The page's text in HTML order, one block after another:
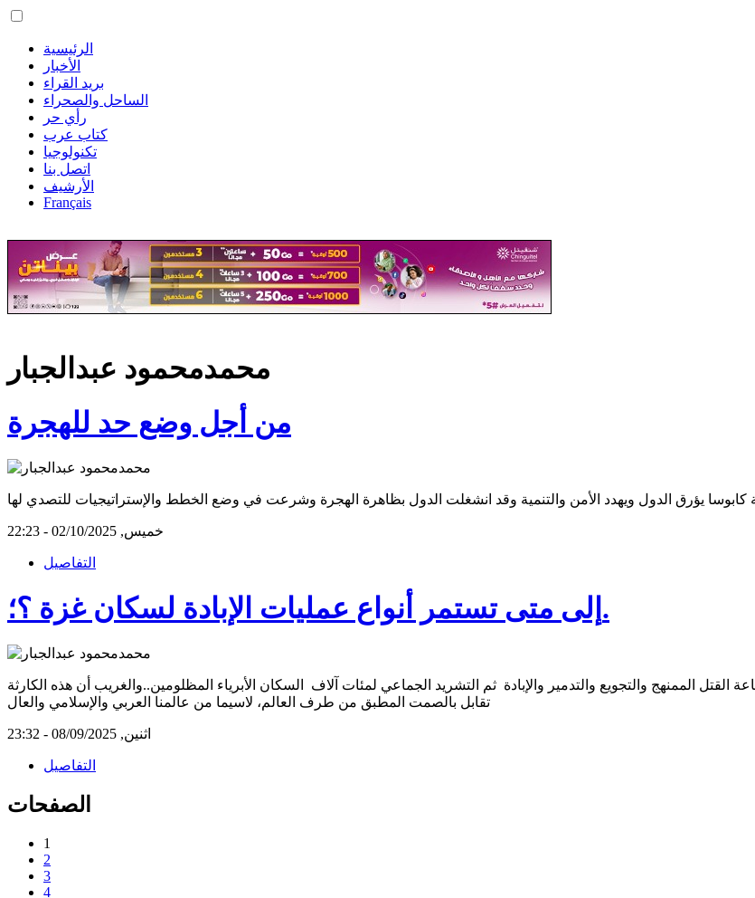
الرئيسية
الأخبار
بريد القراء
الساحل والصحراء
رأي حر
كتاب عرب
تكنولوجيا
اتصل بنا
الأرشيف
Français
محمدمحمود عبدالجبار
من أجل وضع حد للهجرة
خميس, 02/10/2025 - 22:23
التفاصيل
إلى متى تستمر أنواع عمليات الإبادة لسكان غزة ؟؛.
الممنهج والتجويع والتدمير والإبادة ثم التشريد الجماعي لمئات آلاف السكان الأبرياء المظلومين..والغريب أن هذه الكارثة
تقابل بالصمت المطبق من طرف العالم، لاسيما من عالمنا العربي والإسلامي والعال
اثنين, 08/09/2025 - 23:32
التفاصيل
الصفحات
1
2
3
4